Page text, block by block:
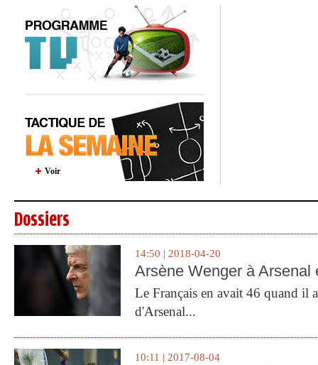
Voir
Dossiers
14:50 | 2018-04-20
Arsène Wenger à Arsenal
Le Français en avait 46 quand il
d'Arsenal...
10:11 | 2017-08-04